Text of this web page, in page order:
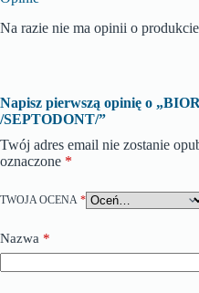
Na razie nie ma opinii o
Napisz pierwszą opinię o
/SEPTODONT/”
Twój adres email nie zostanie
oznaczone *
TWOJA OCENA *
Nazwa *